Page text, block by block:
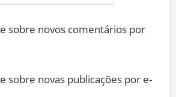
sobre novos comentários por
sobre novas publicações por e-